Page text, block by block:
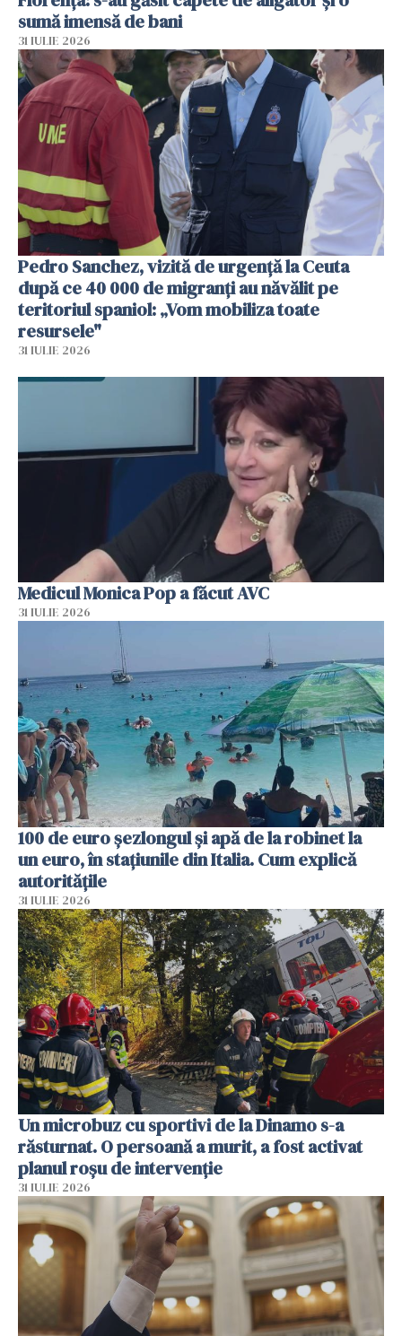
sumă imensă de bani
31 IULIE 2026
Pedro Sanchez, vizită de urgență la Ceuta
după ce 40 000 de migranți au năvălit pe
teritoriul spaniol: „Vom mobiliza toate
resursele"
31 IULIE 2026
Medicul Monica Pop a făcut AVC
31 IULIE 2026
100 de euro șezlongul și apă de la robinet la
un euro, în stațiunile din Italia. Cum explică
autoritățile
31 IULIE 2026
Un microbuz cu sportivi de la Dinamo s-a
răsturnat. O persoană a murit, a fost activat
planul roșu de intervenție
31 IULIE 2026